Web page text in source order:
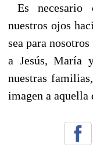
Es necesario
nuestros ojos
sea para
a Jesús, María
nuestras
imagen a